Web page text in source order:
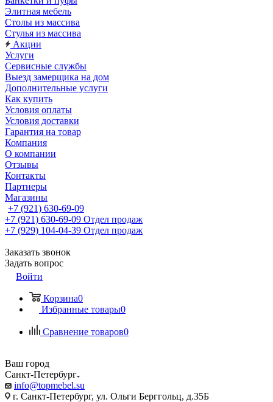
Элитная мебель
Столы из массива
Стулья из массива
Акции
Услуги
Сервисные службы
Выезд замерщика на дом
Дополнительные услуги
Как купить
Условия оплаты
Условия доставки
Гарантия на товар
Компания
О компании
Отзывы
Контакты
Партнеры
Магазины
+7 (921) 630-69-09
+7 (921) 630-69-09 Отдел продаж
+7 (929) 104-04-39 Отдел продаж
Заказать звонок
Задать вопрос
Войти
Корзина0
Избранные товары0
Сравнение товаров0
Ваш город
Санкт-Петербург
info@topmebel.su
г. Санкт-Петербург, ул. Ольги Берггольц, д.35Б